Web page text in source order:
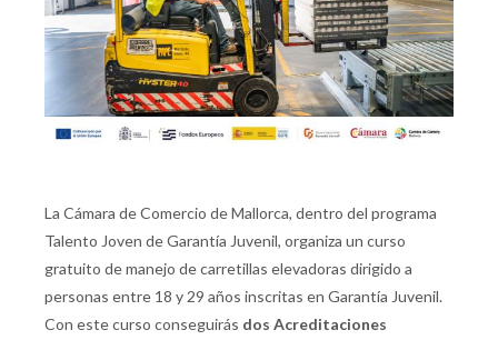
La Cámara de Comercio de Mallorca, dentro del programa
Talento Joven de Garantía Juvenil, organiza un curso
gratuito de manejo de carretillas elevadoras dirigido a
personas entre 18 y 29 años inscritas en Garantía Juvenil.
Con este curso conseguirás dos Acreditaciones